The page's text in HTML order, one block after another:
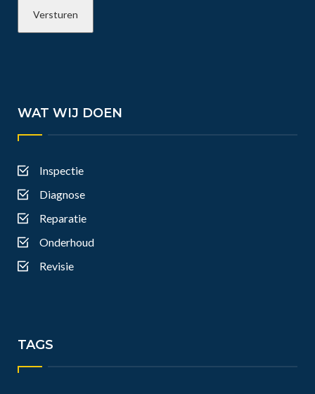
WAT WIJ DOEN
Inspectie
Diagnose
Reparatie
Onderhoud
Revisie
TAGS